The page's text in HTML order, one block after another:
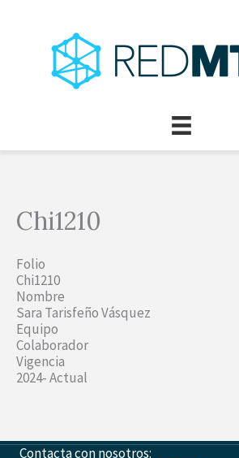
contenido
Chi1210
Folio
Chi1210
Nombre
Sara Tarisfeño Vásquez
Equipo
Colaborador
Vigencia
2024- Actual
Contacta con nosotros: